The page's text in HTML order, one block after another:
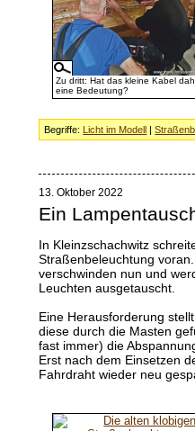
Zu dritt: Hat das kleine Kabel
eine Bedeutung?
Begriffe: Licht im Modell |
13. Oktober 2022
Ein
In Kleinzschachwitz
Straßenbeleuchtung
verschwinden nun und
Leuchten ausgetauscht.
Eine Herausforderung
diese durch die Masten
fast immer) die
Erst nach dem Einsetzen
Fahrdraht wieder neu